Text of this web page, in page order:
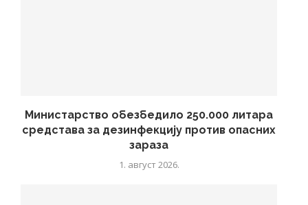
Министарство обезбедило 250.000 литара
средстава за дезинфекцију против опасних
зараза
1. август 2026.